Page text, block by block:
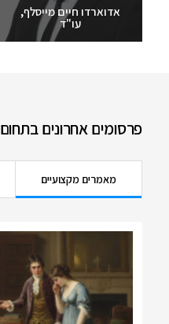
אדוארדו חיים מייסלף,
עו"ד
פרסומים אחרונים בתחום
מאמרים מקצועיים